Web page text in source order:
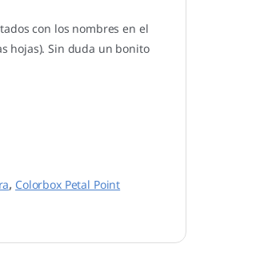
con los nombres en el
hojas). Sin duda un bonito
, Colorbox Petal Point